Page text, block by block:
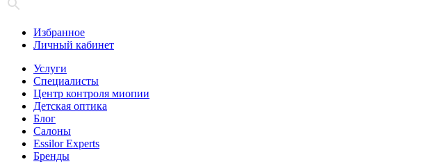
Избранное
Личный кабинет
Услуги
Специалисты
Центр контроля миопии
Детская оптика
Блог
Салоны
Essilor Experts
Бренды